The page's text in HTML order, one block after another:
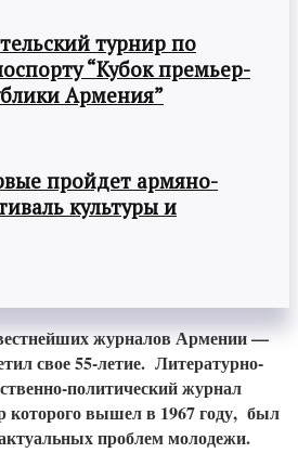
турнир по
“Кубок премьер-
Армения”
пройдет армяно-
культуры и
журналов Армении —
свое 55-летие. Литературно-
политический журнал
которого вышел в 1967 году, был
проблем молодежи.